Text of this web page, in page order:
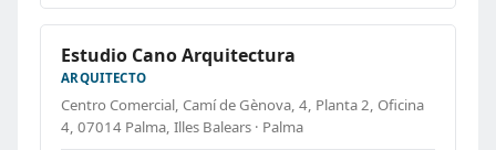
Estudio Cano Arquitectura
ARQUITECTO
Centro Comercial, Camí de Gènova, 4, Planta 2, Oficina
4, 07014 Palma, Illes Balears · Palma